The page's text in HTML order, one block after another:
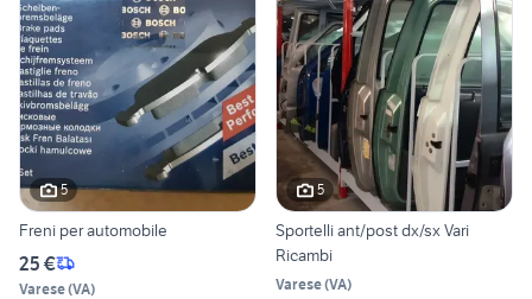
5
Freni per automobile
25 €
Varese(VA)
5
Sportelli ant/post dx/sx Vari
Ricambi
Varese(VA)